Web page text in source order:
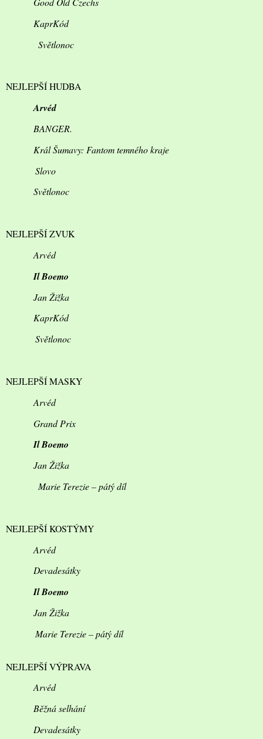
KaprKód
Světlonoc
NEJLEPŠÍ HUDBA
Arvéd
BANGER.
Král Šumavy: Fantom temného kraje
Slovo
Světlonoc
NEJLEPŠÍ ZVUK
Arvéd
Il Boemo
Jan Žižka
KaprKód
Světlonoc
NEJLEPŠÍ MASKY
Arvéd
Grand Prix
Il Boemo
Jan Žižka
Marie Terezie – pátý díl
NEJLEPŠÍ KOSTÝMY
Arvéd
Devadesátky
Il Boemo
Jan Žižka
Marie Terezie – pátý díl
NEJLEPŠÍ VÝPRAVA
Arvéd
Běžná selhání
Devadesátky